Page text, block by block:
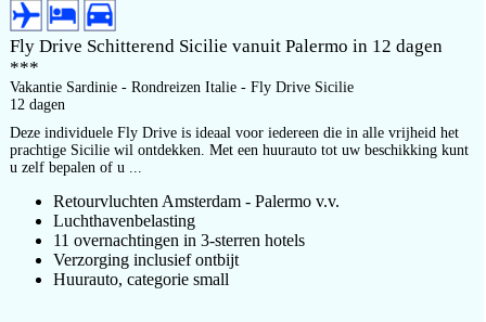
Fly Drive Schitterend Sicilie vanuit Palermo in 12 dagen
***
Vakantie Sardinie - Rondreizen Italie - Fly Drive Sicilie
12 dagen
Deze individuele Fly Drive is ideaal voor iedereen die in alle vrijheid het
prachtige Sicilie wil ontdekken. Met een huurauto tot uw beschikking kunt
u zelf bepalen of u ...
Retourvluchten Amsterdam - Palermo v.v.
Luchthavenbelasting
11 overnachtingen in 3-sterren hotels
Verzorging inclusief ontbijt
Huurauto, categorie small